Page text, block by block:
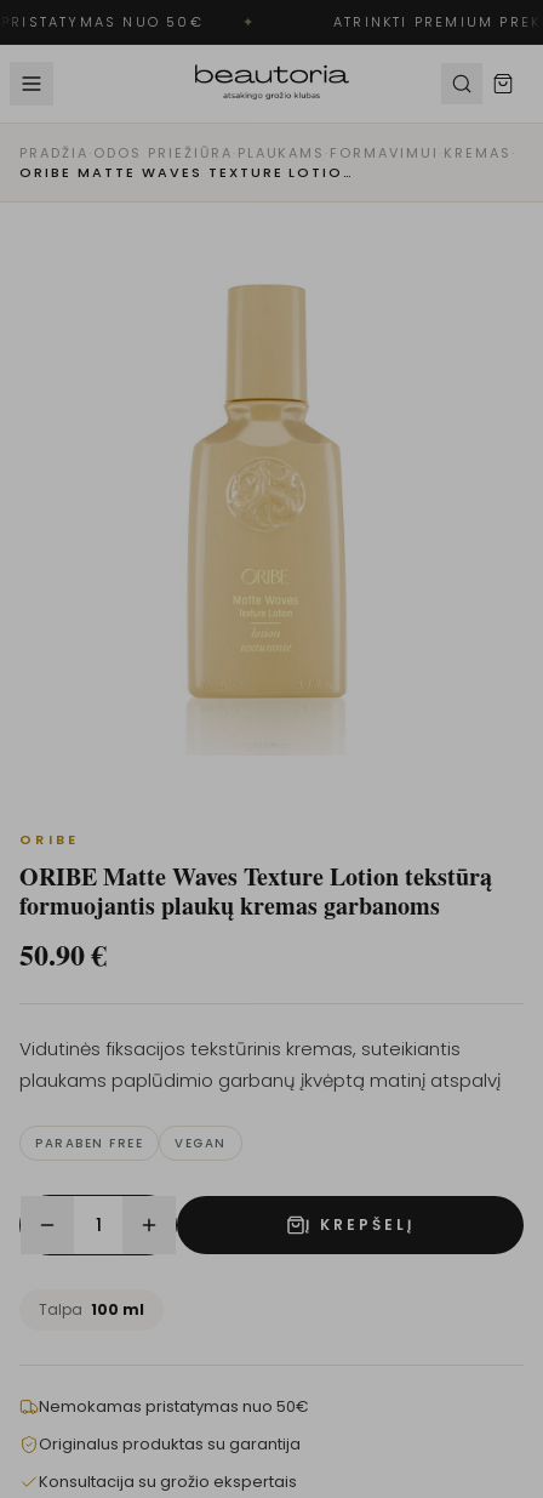
NUO 50€ ✦ ATRINKTI PREMIUM
PRADŽIA·ODOS PRIEŽIŪRA·PLAUKAMS ·FORMAVIMUI ·KREMAS ·
ORIBE MATTE WAVES TEXTURE LOTION TEKSTŪRĄ FORMUOJANTIS PLAUKŲ KREMAS GARBANOMS
ORIBE
ORIBE Matte Waves Texture Lotion tekstūrą
formuojantis plaukų kremas garbanoms
50.90€
Vidutinės fiksacijos tekstūrinis kremas, suteikiantis
plaukams paplūdimio garbanų įkvėptą matinį atspalvį
PARABEN FREE VEGAN
1 Į KREPŠELĮ
Talpa 100 ml
Nemokamas pristatymas nuo 50€
Originalus produktas su garantija
Konsultacija su grožio ekspertais